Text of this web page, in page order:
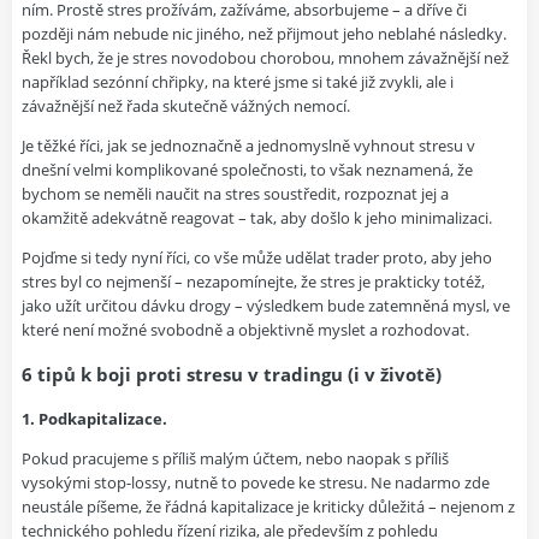
ním. Prostě stres prožívám, zažíváme, absorbujeme – a dříve či
později nám nebude nic jiného, než přijmout jeho neblahé následky.
Řekl bych, že je stres novodobou chorobou, mnohem závažnější než
například sezónní chřipky, na které jsme si také již zvykli, ale i
závažnější než řada skutečně vážných nemocí.
Je těžké říci, jak se jednoznačně a jednomyslně vyhnout stresu v
dnešní velmi komplikované společnosti, to však neznamená, že
bychom se neměli naučit na stres soustředit, rozpoznat jej a
okamžitě adekvátně reagovat – tak, aby došlo k jeho minimalizaci.
Pojďme si tedy nyní říci, co vše může udělat trader proto, aby jeho
stres byl co nejmenší – nezapomínejte, že stres je prakticky totéž,
jako užít určitou dávku drogy – výsledkem bude zatemněná mysl, ve
které není možné svobodně a objektivně myslet a rozhodovat.
6 tipů k boji proti stresu v tradingu (i v životě)
1. Podkapitalizace.
Pokud pracujeme s příliš malým účtem, nebo naopak s příliš
vysokými stop-lossy, nutně to povede ke stresu. Ne nadarmo zde
neustále píšeme, že řádná kapitalizace je kriticky důležitá – nejenom z
technického pohledu řízení rizika, ale především z pohledu